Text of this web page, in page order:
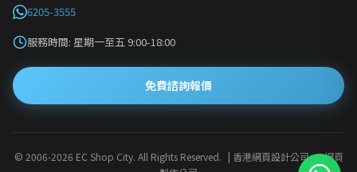
6205-3555
服務時間: 星期一至五 9:00-18:00
免費諮詢報價
© 2006-2026 EC Shop City. All Rights Reserved. | 香港網頁設計公司 · 網頁